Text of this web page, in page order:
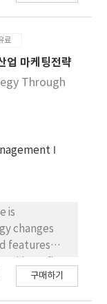
for
channel
in
that we
channel and
why we are
farmer,
establish
channel, so
validity and
discussion
료
업 마케팅전략
Through
is
changes
features
network
구매하기